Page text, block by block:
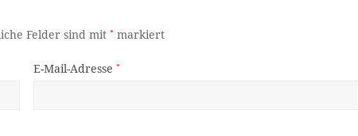
Felder sind mit* markiert
E-Mail-Adresse *